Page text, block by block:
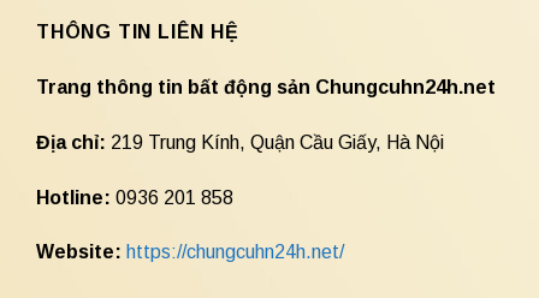
THÔNG TIN LIÊN HỆ
Trang thông tin bất động sản Chungcuhn24h.net
Địa chỉ: 219 Trung Kính, Quận Cầu Giấy, Hà Nội
Hotline: 0936 201 858
Website: https://chungcuhn24h.net/